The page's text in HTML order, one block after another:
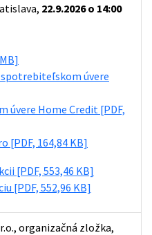
22.9.2026 o 14:00
úvere
úvere Home Credit [PDF,
[PDF, 164,84 KB]
[PDF, 553,46 KB]
[PDF, 552,96 KB]
organizačná zložka,